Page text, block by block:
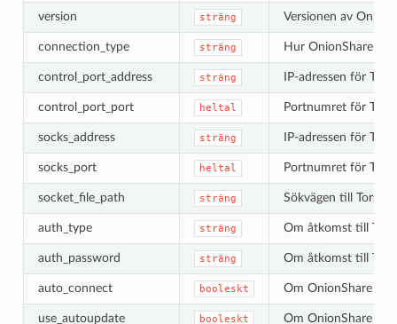
version sträng Versionen av
connection_type sträng Hur OnionShare
control_port_address sträng IP-adressen för
control_port_port heltal Portnumret för
socks_address sträng IP-adressen för
socks_port heltal Portnumret för Tors
socket_file_path sträng Sökvägen till Tors
auth_type sträng Om åtkomst till Tors
auth_password sträng Om åtkomst till
auto_connect booleskt Om OnionShare
use_autoupdate booleskt Om OnionShare